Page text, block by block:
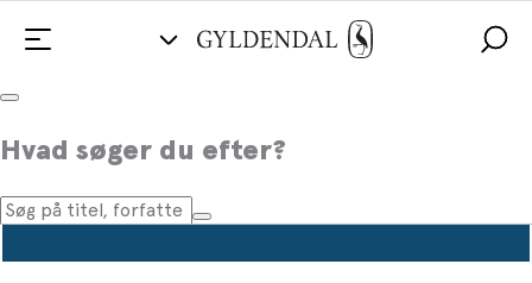
Hvad søger du efter?
Pressemeddelelser